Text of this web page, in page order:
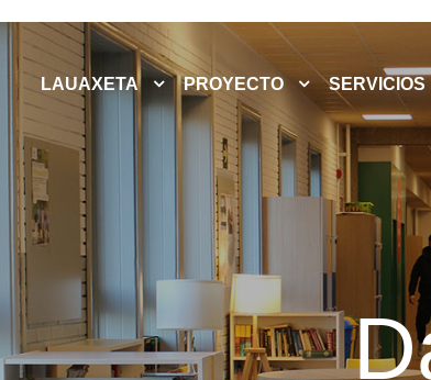
LAUAXETA PROYECTO SERVICIOS